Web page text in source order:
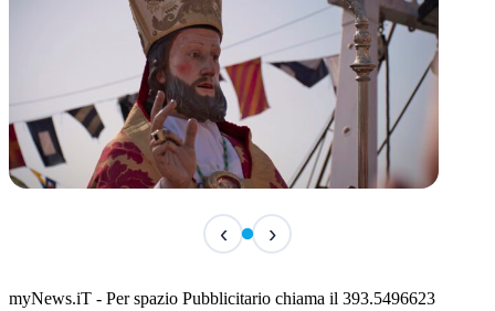
San Basso 2026 - il programma delle feste
‹ ›
myNews.iT - Per spazio Pubblicitario chiama il 393.5496623